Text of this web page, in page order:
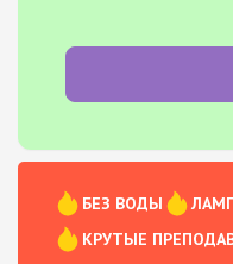
БЕЗ ВОДЫ
КРУТЫЕ